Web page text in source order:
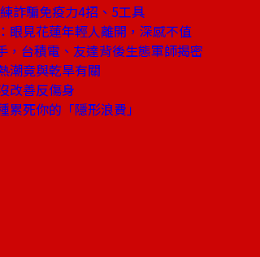
詐騙免疫力4招、5工具
眼見花蓮年輕人離開，深感不值
台積電、友達背後生態軍師揭密
潮竟與乾旱有關
改善反傷身
死你的「隱形浪費」